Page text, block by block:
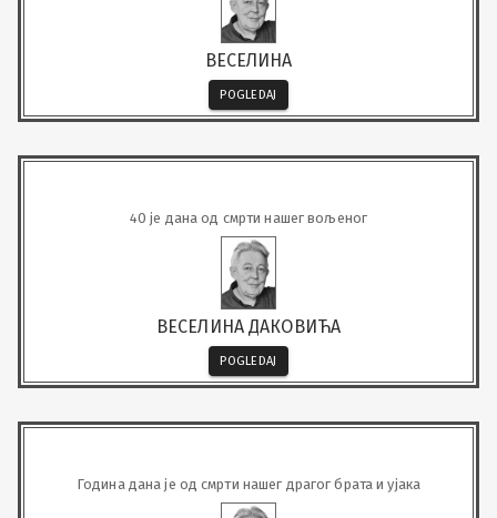
ВЕСЕЛИНА
POGLEDAJ
40 је дана од смрти нашег вољеног
ВЕСЕЛИНА ДАКОВИЋА
POGLEDAJ
Година дана је од смрти нашег драгог брата и ујака